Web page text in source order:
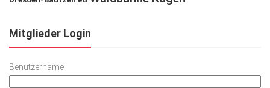
Mitglieder Login
Benutzername